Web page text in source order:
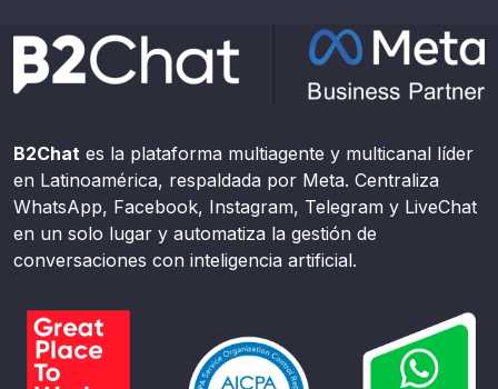
B2Chat es la plataforma multiagente y multicanal líder
en Latinoamérica, respaldada por Meta. Centraliza
WhatsApp, Facebook, Instagram, Telegram y LiveChat
en un solo lugar y automatiza la gestión de
conversaciones con inteligencia artificial.